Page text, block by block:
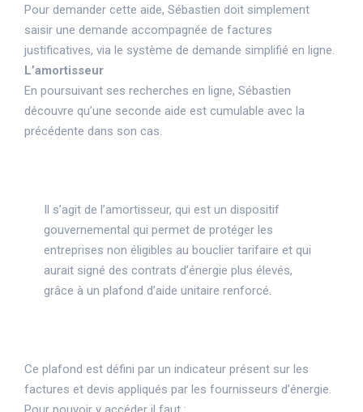
Pour demander cette aide, Sébastien doit simplement
saisir une demande accompagnée de factures
justificatives, via le système de demande simplifié en ligne.
L’amortisseur
En poursuivant ses recherches en ligne, Sébastien
découvre qu’une seconde aide est cumulable avec la
précédente dans son cas.
Il s’agit de l’amortisseur, qui est un dispositif
gouvernemental qui permet de protéger les
entreprises non éligibles au bouclier tarifaire et qui
aurait signé des contrats d’énergie plus élevés,
grâce à un plafond d’aide unitaire renforcé.
Ce plafond est défini par un indicateur présent sur les
factures et devis appliqués par les fournisseurs d’énergie.